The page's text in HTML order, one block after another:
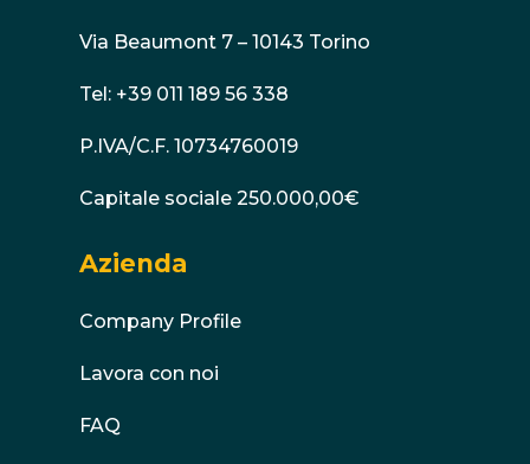
Via Beaumont 7 – 10143 Torino
Tel: +39 011 189 56 338
P.IVA/C.F. 10734760019
Capitale sociale 250.000,00€
Azienda
Company Profile
Lavora con noi
FAQ